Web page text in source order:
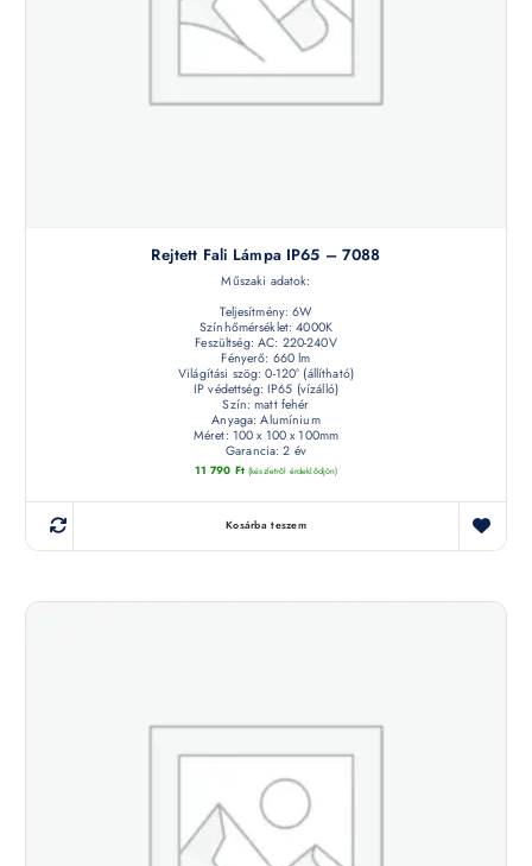
Rejtett Fali Lámpa IP65 – 7088
Műszaki adatok:
Teljesítmény: 6W
Színhőmérséklet: 4000K
Feszültség: AC: 220-240V
Fényerő: 660 lm
Világítási szög: 0-120° (állítható)
IP védettség: IP65 (vízálló)
Szín: matt fehér
Anyaga: Alumínium
Méret: 100 x 100 x 100mm
Garancia: 2 év
11 790 Ft (készletről érdeklődjön)
Kosárba teszem